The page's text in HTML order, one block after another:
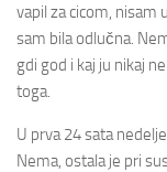
vapil za cicom, nisam
sam bila odlučna.
gdi god i kaj ju nikaj
toga.
U prva 24 sata
Nema, ostala je pri